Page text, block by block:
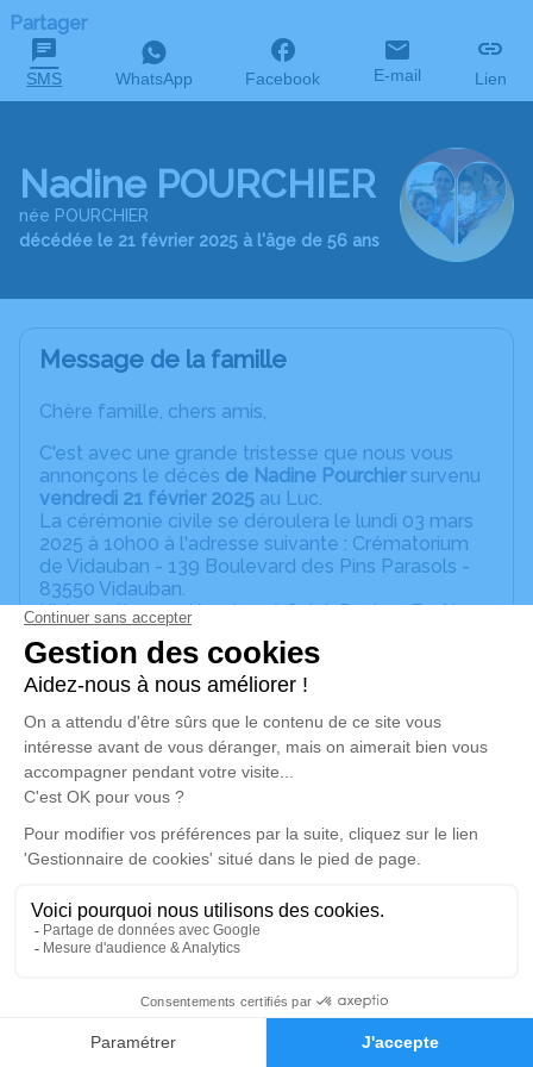
Faire-part Hommages
Partager
SMS WhatsApp Facebook E-mail Lien
Nadine POURCHIER
née POURCHIER
décédée le 21 février 2025 à l'âge de 56 ans
Message de la famille
Chère famille, chers amis,
C'est avec une grande tristesse que nous vous
annonçons le décès de Nadine Pourchiersurvenu
vendredi 21 février 2025 au Luc.
La cérémonie civile se déroulera le lundi 03 mars
2025 à 10h00 à l'adresse suivante : Crématorium
de Vidauban - 139 Boulevard des Pins Parasols -
83550 Vidauban.
L'inhumation se déroulera à Saint-Paul en Forêt,
rue du cimetière à 16h30
Cet espace privé est destiné à recueillir vos
condoléances ou le souvenir d’un moment passé.
Un service de plantation d’arbre hommage est
disponible ici.
Je rends hommage
Cérémonie civile
lundi 03 mars 2025 à 10h00
139 Boulevard des Pins Parasols